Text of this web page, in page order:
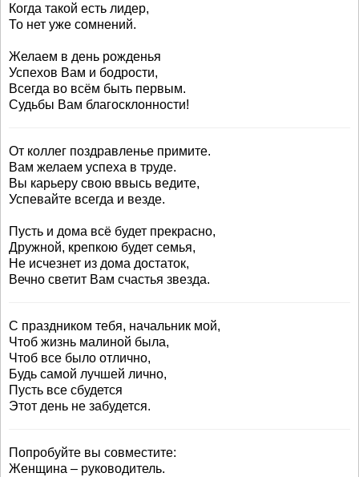
Когда такой есть лидер,
То нет уже сомнений.
Желаем в день рожденья
Успехов Вам и бодрости,
Всегда во всём быть первым.
Судьбы Вам благосклонности!
От коллег поздравленье примите.
Вам желаем успеха в труде.
Вы карьеру свою ввысь ведите,
Успевайте всегда и везде.
Пусть и дома всё будет прекрасно,
Дружной, крепкою будет семья,
Не исчезнет из дома достаток,
Вечно светит Вам счастья звезда.
С праздником тебя, начальник мой,
Чтоб жизнь малиной была,
Чтоб все было отлично,
Будь самой лучшей лично,
Пусть все сбудется
Этот день не забудется.
Попробуйте вы совместите:
Женщина – руководитель.